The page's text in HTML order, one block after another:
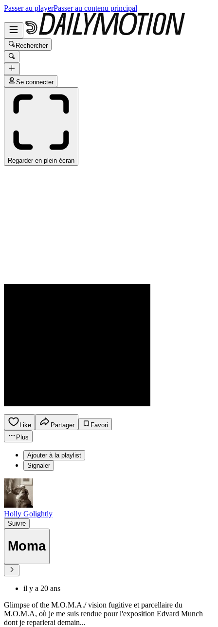
Passer au playerPasser au contenu principal
Rechercher
Se connecter
Regarder en plein écran
Like Partager
Favori
Plus
Ajouter à la playlist
Signaler
Holly Golightly
Suivre
Moma
il y a 20 ans
Glimpse of the M.O.M.A./ vision fugitive et parcellaire du
M.O.M.A, où je me suis rendue pour l'exposition Edvard Munch
dont je reparlerai demain...